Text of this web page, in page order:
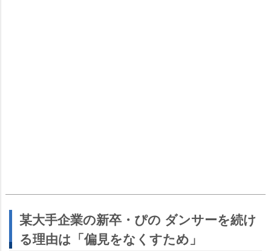
某大手企業の新卒・ぴの ダンサーを続け
る理由は「偏見をなくすため」